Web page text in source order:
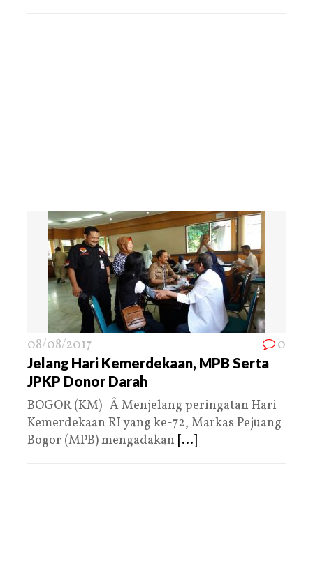
08/08/2017 0
Jelang Hari Kemerdekaan, MPB Serta
JPKP Donor Darah
BOGOR (KM) -Â Menjelang peringatan Hari
Kemerdekaan RI yang ke-72, Markas Pejuang
Bogor (MPB) mengadakan [...]